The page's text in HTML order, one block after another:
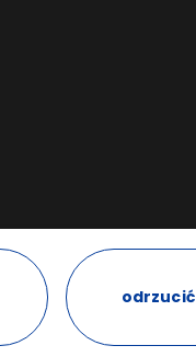
odrzucić